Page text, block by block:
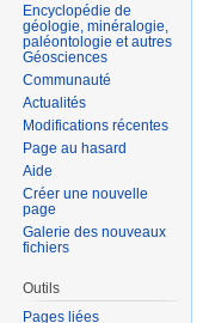
Encyclopédie de
géologie, minéralogie,
paléontologie et autres
Géosciences
Communauté
Actualités
Modifications récentes
Page au hasard
Aide
Créer une nouvelle
page
Galerie des nouveaux
fichiers
Outils
Pages liées